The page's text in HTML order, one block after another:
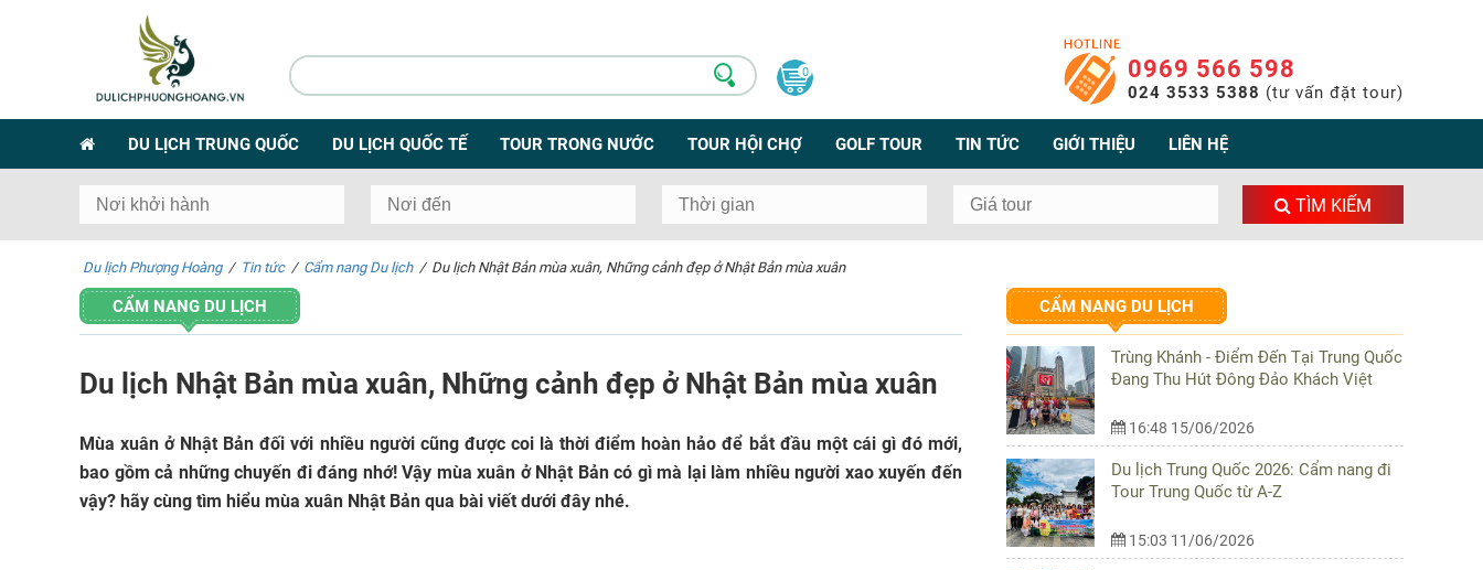
0 0969 566 598
024 3533 5388 (tư vấn đặt tour)
DU LỊCH TRUNG QUỐC DU LỊCH QUỐC TẾ TOUR TRONG NƯỚC TOUR HỘI CHỢ GOLF TOUR TIN TỨC GIỚI THIỆU LIÊN HỆ
TÌM KIẾM
Du lịch Phượng Hoàng / Tin tức / Cẩm nang Du lịch / Du lịch Nhật Bản mùa xuân, Những cảnh đẹp ở Nhật Bản mùa xuân
CẨM NANG DU LỊCH
Du lịch Nhật Bản mùa xuân, Những cảnh đẹp ở Nhật Bản mùa xuân
Mùa xuân ở Nhật Bản đối với nhiều người cũng được coi là thời điểm hoàn hảo để bắt đầu một cái gì đó mới,
bao gồm cả những chuyến đi đáng nhớ! Vậy mùa xuân ở Nhật Bản có gì mà lại làm nhiều người xao xuyến đến
vậy? hãy cùng tìm hiểu mùa xuân Nhật Bản qua bài viết dưới đây nhé.
CẨM NANG DU LỊCH
Trùng Khánh - Điểm Đến Tại Trung Quốc
Đang Thu Hút Đông Đảo Khách Việt
16:48 15/06/2026
Du lịch Trung Quốc 2026: Cẩm nang đi
Tour Trung Quốc từ A-Z
15:03 11/06/2026